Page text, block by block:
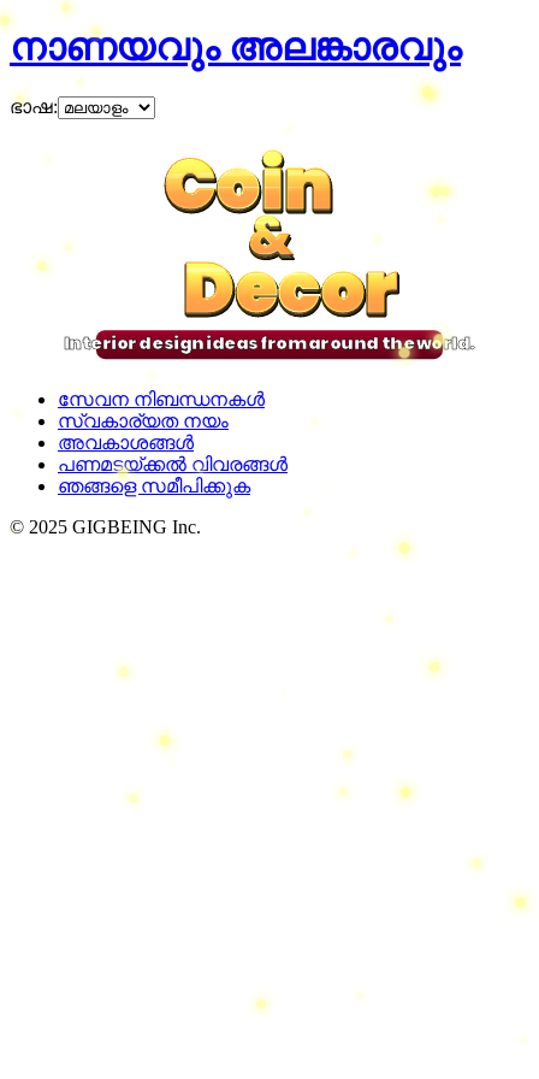
നാണയവും അലങ്കാരവും
ഭാഷ:
Coin
&
Decor
Coin
&
Decor
Coin
&
Decor
Coin
&
Decor
Interior design ideas from around the world.
സേവന നിബന്ധനകൾ
സ്വകാര്യത നയം
അവകാശങ്ങൾ
പണമടയ്ക്കൽ വിവരങ്ങൾ
ഞങ്ങളെ സമീപിക്കുക
© 2025 GIGBEING Inc.